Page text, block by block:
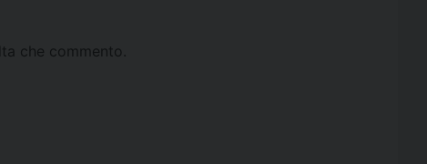
che commento.